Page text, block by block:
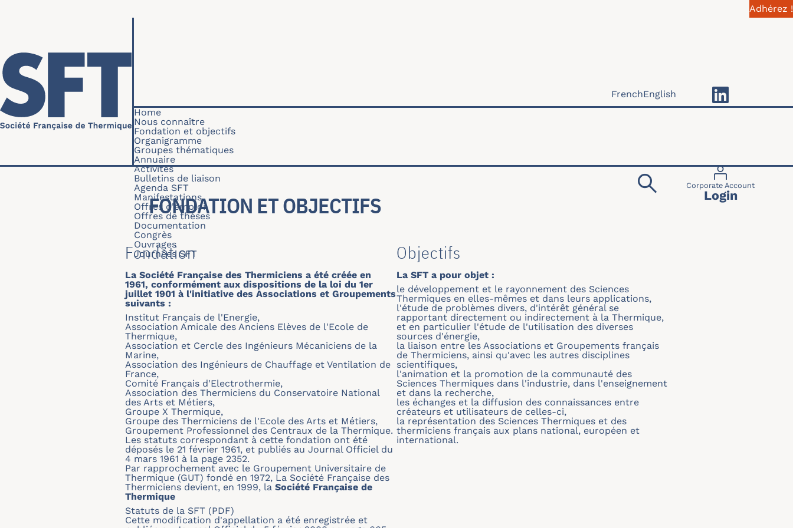
Adhérez !
Navigation principale
Home
Nous connaître
Fondation et objectifs
Organigramme
Groupes thématiques
Annuaire
Activités
Bulletins de liaison
Agenda SFT
Manifestations
Offres d'emploi
Offres de thèses
Documentation
Congrès
Ouvrages
Journées SFT
Menu du
Corporate Account
Login
FrenchEnglish
FONDATION ET OBJECTIFS
Fondation
La Société Française des Thermiciens a été créée en
1961, conformément aux dispositions de la loi du 1er
juillet 1901 à l'initiative des Associations et Groupements
suivants :
Institut Français de l'Energie,
Association Amicale des Anciens Elèves de l'Ecole de
Thermique,
Association et Cercle des Ingénieurs Mécaniciens de la
Marine,
Association des Ingénieurs de Chauffage et Ventilation de
France,
Comité Français d'Electrothermie,
Association des Thermiciens du Conservatoire National
des Arts et Métiers,
Groupe X Thermique,
Groupe des Thermiciens de l'Ecole des Arts et Métiers,
Groupement Professionnel des Centraux de la Thermique.
Les statuts correspondant à cette fondation ont été
déposés le 21 février 1961, et publiés au Journal Officiel du
4 mars 1961 à la page 2352.
Par rapprochement avec le Groupement Universitaire de
Thermique (GUT) fondé en 1972, La Société Française des
Thermiciens devient, en 1999, la Société Française de
Thermique
Statuts de la SFT (PDF)
Cette modification d'appellation a été enregistrée et
Objectifs
La SFT a pour objet :
le développement et le rayonnement des Sciences
Thermiques en elles-mêmes et dans leurs applications,
l'étude de problèmes divers, d'intérêt général se
rapportant directement ou indirectement à la Thermique,
et en particulier l'étude de l'utilisation des diverses
sources d'énergie,
la liaison entre les Associations et Groupements français
de Thermiciens, ainsi qu'avec les autres disciplines
scientifiques,
l'animation et la promotion de la communauté des
Sciences Thermiques dans l'industrie, dans l'enseignement
et dans la recherche,
les échanges et la diffusion des connaissances entre
créateurs et utilisateurs de celles-ci,
la représentation des Sciences Thermiques et des
thermiciens français aux plans national, européen et
international.